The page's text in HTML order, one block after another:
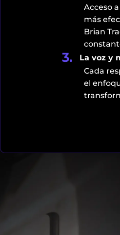
Acceso
más
Brian
3.
La voz y
Cada
el